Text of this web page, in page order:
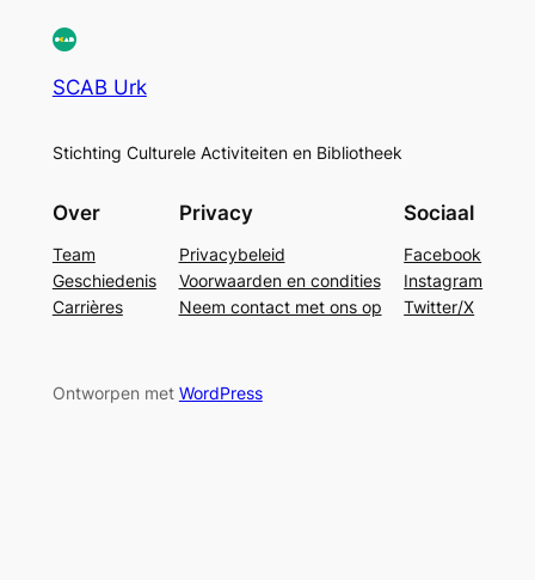
SCAB Urk
Stichting Culturele Activiteiten en Bibliotheek
Over
Team
Geschiedenis
Carrières
Privacy
Privacybeleid
Voorwaarden en condities
Neem contact met ons op
Sociaal
Facebook
Instagram
Twitter/X
Ontworpen met WordPress